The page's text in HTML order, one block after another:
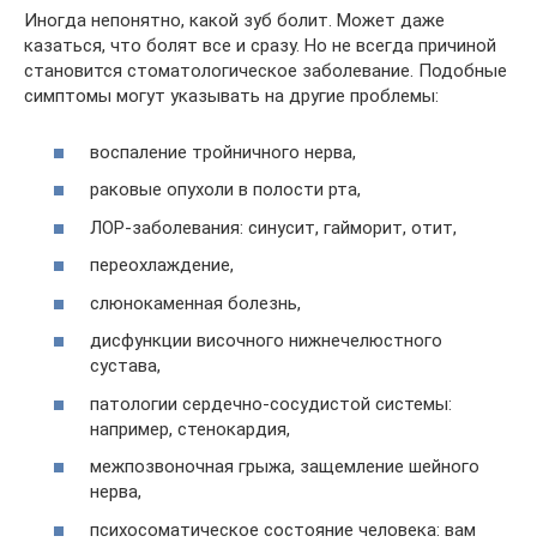
Иногда непонятно, какой зуб болит. Может даже
казаться, что болят все и сразу. Но не всегда причиной
становится стоматологическое заболевание. Подобные
симптомы могут указывать на другие проблемы:
воспаление тройничного нерва,
раковые опухоли в полости рта,
ЛОР-заболевания: синусит, гайморит, отит,
переохлаждение,
слюнокаменная болезнь,
дисфункции височного нижнечелюстного
сустава,
патологии сердечно-сосудистой системы:
например, стенокардия,
межпозвоночная грыжа, защемление шейного
нерва,
психосоматическое состояние человека: вам